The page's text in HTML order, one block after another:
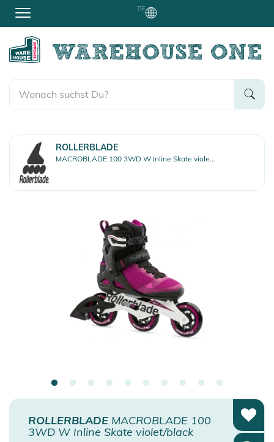
DE
ROLLERBLADE
MACROBLADE 100 3WD W Inline Skate violet/black
ROLLERBLADE MACROBLADE 100
3WD W Inline Skate violet/black